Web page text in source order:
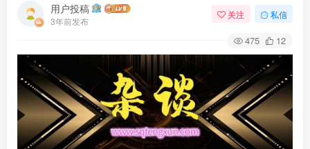
用户投稿
3年前发布
关注 私信
475 12